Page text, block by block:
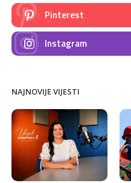
Pinterest
Instagram
NAJNOVIJE VIJESTI